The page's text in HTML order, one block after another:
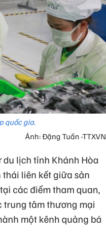
quốc gia.
Ảnh: Đặng Tuấn -TTXVN
du lịch tỉnh Khánh Hòa
liên kết giữa sản
các điểm tham quan,
trung tâm thương mại
một kênh quảng bá